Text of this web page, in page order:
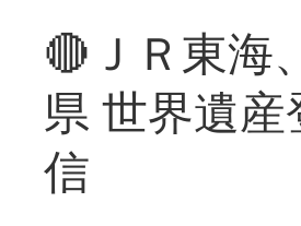
🔴ＪＲ東海
県 世界遺
信